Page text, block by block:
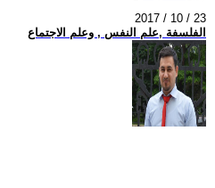
2017 / 10 / 23
الفلسفة ,علم النفس , وعلم الاجتماع